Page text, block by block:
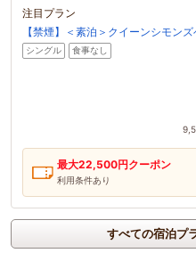
注目プラン
【禁煙】＜素泊＞クイーンシモンズ
シングル 食事なし
最大22,500円クーポン
利用条件あり
すべての宿泊プ